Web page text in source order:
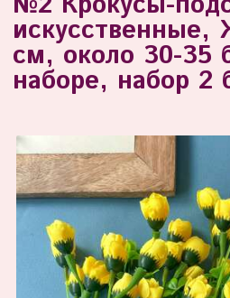
см, около 30-35
наборе, набор 2